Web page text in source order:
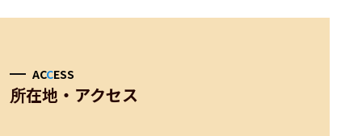
ACCESS
所在地・アクセス